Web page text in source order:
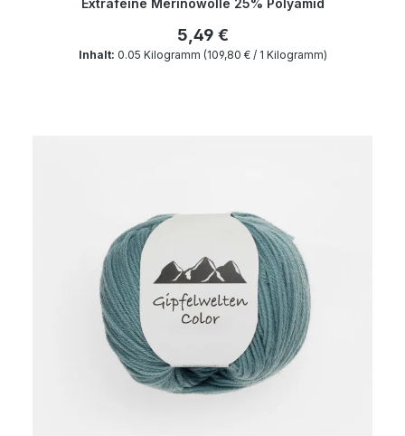
Extrafeine Merinowolle 25% Polyamid
5,49 €
Inhalt: 0.05 Kilogramm (109,80 € / 1 Kilogramm)